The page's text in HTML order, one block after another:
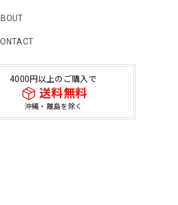
4000円以上のご購入で
送料無料
沖縄・離島を除く